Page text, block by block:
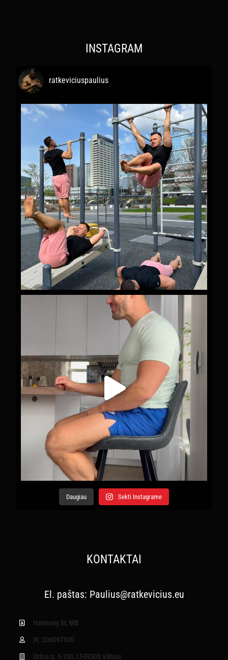
INSTAGRAM
ratkeviciuspaulius
Daugiau Sekti Instagrame
KONTAKTAI
El. paštas: Paulius@ratkevicius.eu
Harmony fit, MB
ĮK: 306097500
Oršos g. 5-100, LT-09300 Vilnius